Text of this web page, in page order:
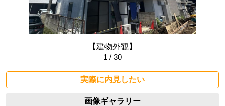
【建物外観】
1 / 30
実際に内見したい
画像ギャラリー